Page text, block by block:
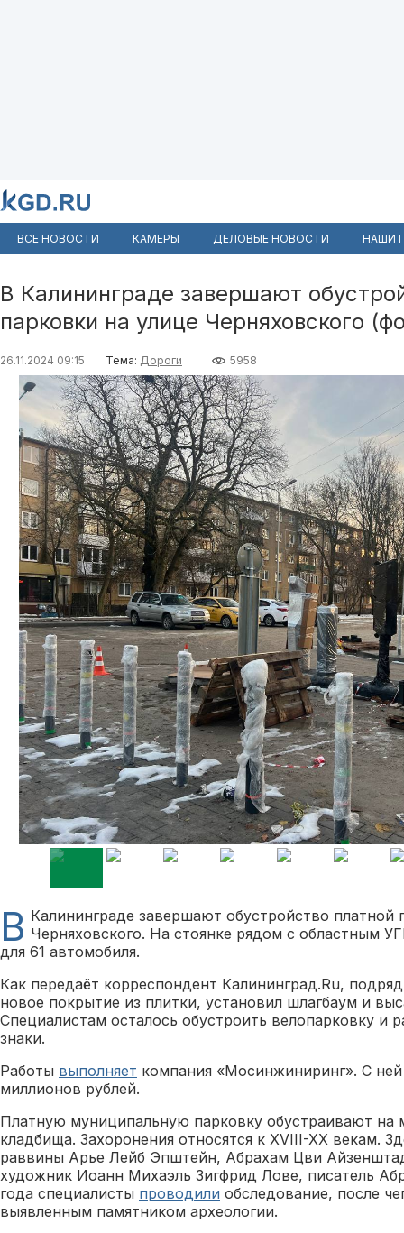
ВСЕ НОВОСТИ КАМЕРЫ ДЕЛОВЫЕ НОВОСТИ НАШИ
В Калининграде завершают
парковки на улице Черняховского
26.11.2024 09:15 Тема: Дороги 5958
В Калининграде завершают обустройство платной
Черняховского. На стоянке рядом с областным
для 61 автомобиля.
Как передаёт корреспондент Калининград.Ru,
новое покрытие из плитки, установил шлагбаум и
Специалистам осталось обустроить велопарковку и
знаки.
Работы выполняет компания «Мосинжиниринг». С
миллионов рублей.
Платную муниципальную парковку обустраивают на
кладбища. Захоронения относятся к XVIII-XX векам.
раввины Арье Лейб Эпштейн, Абрахам Цви
художник Иоанн Михаэль Зигфрид Лове, писатель
года специалисты проводили обследование, после
выявленным памятником археологии.